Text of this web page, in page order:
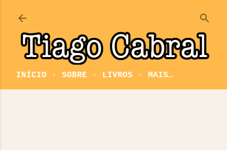
INÍCIO SOBRE LIVROS MAIS…